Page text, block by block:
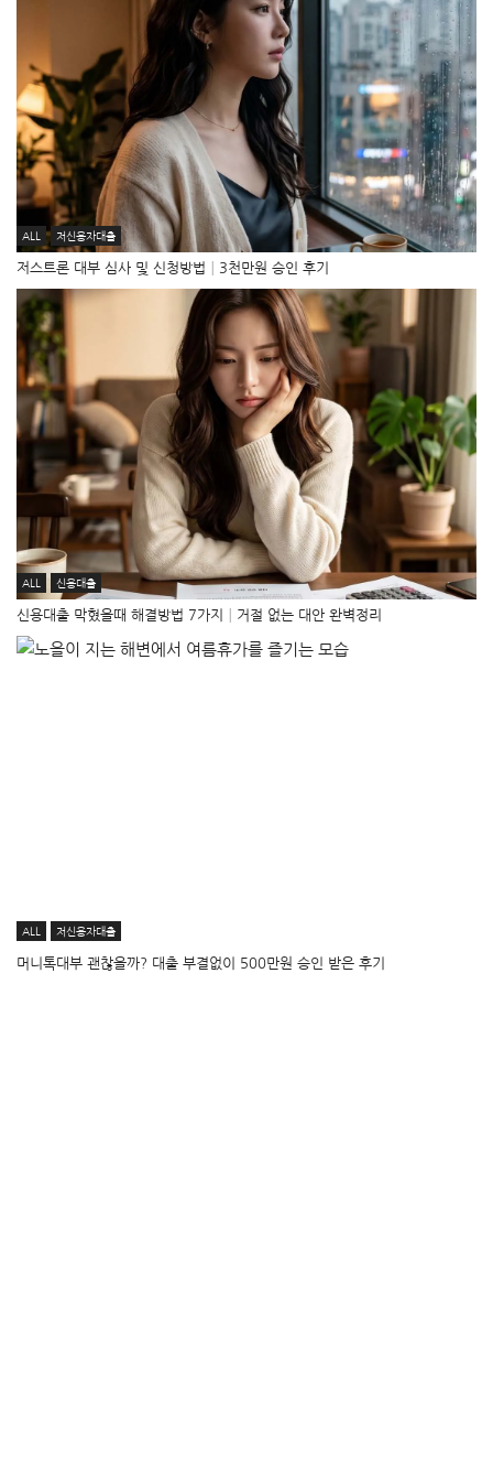
ALL 저신용자대출
저스트론 대부 심사 및 신청방법│3천만원 승인 후기
ALL 신용대출
신용대출 막혔을때 해결방법 7가지│거절 없는 대안 완벽정리
ALL 저신용자대출
머니톡대부 괜찮을까? 대출 부결없이 500만원 승인 받은 후기